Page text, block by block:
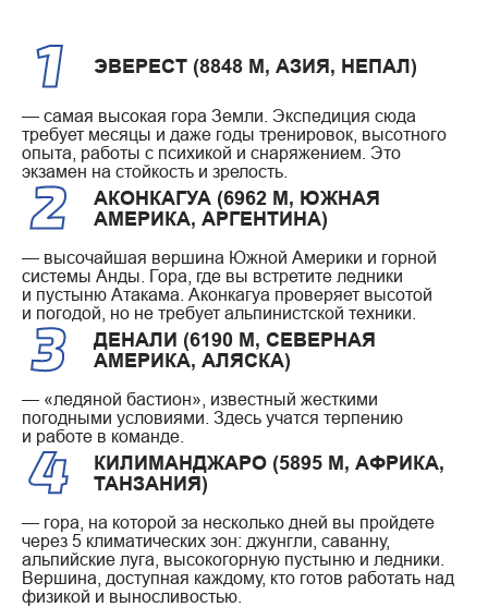
ЭВЕРЕСТ (8848 М, АЗИЯ, НЕПАЛ)
— самая высокая гора Земли. Экспедиция сюда
требует месяцы и даже годы тренировок, высотного
опыта, работы с психикой и снаряжением. Это
экзамен на стойкость и зрелость.
АКОНКАГУА (6962 М, ЮЖНАЯ
АМЕРИКА, АРГЕНТИНА)
— высочайшая вершина Южной Америки и горной
системы Анды. Гора, где вы встретите ледники
и пустыню Атакама. Аконкагуа проверяет высотой
и погодой, но не требует альпинистской техники.
ДЕНАЛИ (6190 М, СЕВЕРНАЯ
АМЕРИКА, АЛЯСКА)
— «ледяной бастион», известный жесткими
погодными условиями. Здесь учатся терпению
и работе в команде.
КИЛИМАНДЖАРО (5895 М, АФРИКА,
ТАНЗАНИЯ)
— гора, на которой за несколько дней вы пройдете
через 5 климатических зон: джунгли, саванну,
альпийские луга, высокогорную пустыню и ледники.
Вершина, доступная каждому, кто готов работать над
физикой и выносливостью.